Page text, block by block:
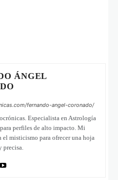
ÁNGEL
fernando-angel-coronado/
Especialista en Astrología
perfiles de alto impacto. Mi
el misticismo para ofrecer una hoja
precisa.